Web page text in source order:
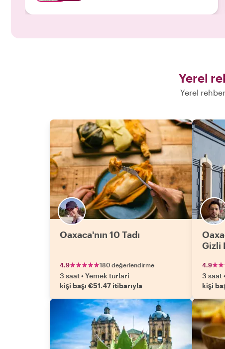
Yerel
Yerel
Oaxaca'nın 10 Tadı
4.9 180 değerlendirme
3 saat•Yemek turlari
kişi başı €51.47 itibarıyla
Gizli
4.9
3 saat
kişi